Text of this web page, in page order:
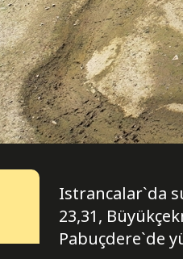
Istrancalar`da
23,31,
Pabuçdere`de